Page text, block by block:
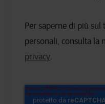
Per saperne di più
personali, consulta la
privacy.